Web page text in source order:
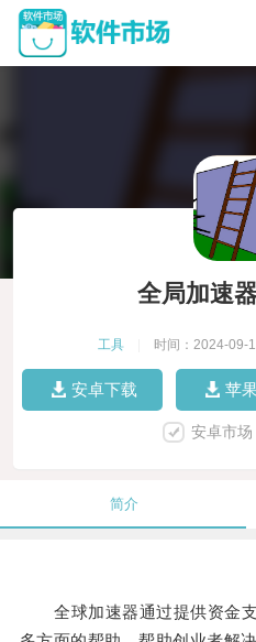
全局加速
工具 时间：2024-09-
安卓下载 苹
安卓市
简介
全球加速器通过提供资金支